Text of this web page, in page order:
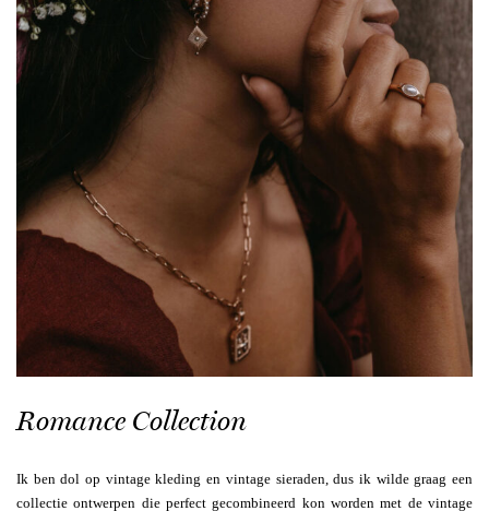
Romance Collection
Ik ben dol op vintage kleding en vintage sieraden, dus ik wilde graag een
collectie ontwerpen die perfect gecombineerd kon worden met de vintage